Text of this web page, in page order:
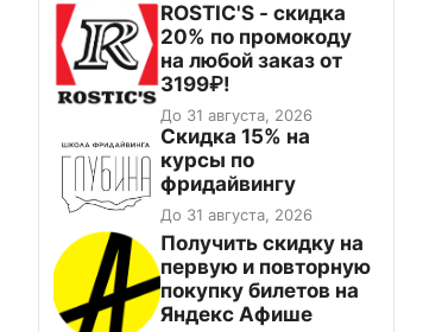
ROSTIC'S - скидка
20% по промокоду
на любой заказ от
3199₽!
До 31 августа, 2026
Скидка 15% на
курсы по
фридайвингу
До 31 августа, 2026
Получить скидку на
первую и повторную
покупку билетов на
Яндекс Афише